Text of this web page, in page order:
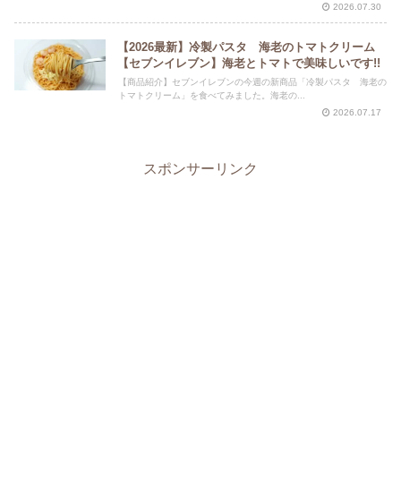
2026.07.30
【2026最新】冷製パスタ 海老のトマトクリーム
【セブンイレブン】海老とトマトで美味しいです!!
【商品紹介】セブンイレブンの今週の新商品「冷製パスタ 海老の
トマトクリーム」を食べてみました。海老の...
2026.07.17
スポンサーリンク